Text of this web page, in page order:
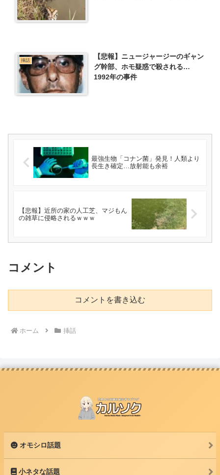
挿話
【悲報】ニュージャージーのギャン
グ幹部、ホモ疑惑で殺される…
1992年の事件
最強生物「コナン菌」発見！人類より
長生き確定…放射能も余裕
【悲報】近所の家の人工芝、マジもん
の雑草に侵略されるｗｗｗ
コメント
コメントを書き込む
ホーム 挿話
オモシロ話題
小ネタな話題